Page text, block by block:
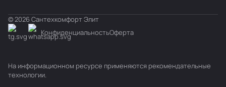
© 2026 Сантехкомфорт Элит
КонфиденциальностьОферта
На информационном ресурсе применяются рекомендательные
технологии.